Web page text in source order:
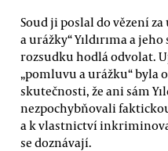
Soud ji poslal do vězení
a urážky“ Yıldırıma a
rozsudku hodlá odvolat.
„pomluvu a urážku“ byla
skutečnosti, že ani sám
nezpochybňovali
a k vlastnictví
se doznávají.